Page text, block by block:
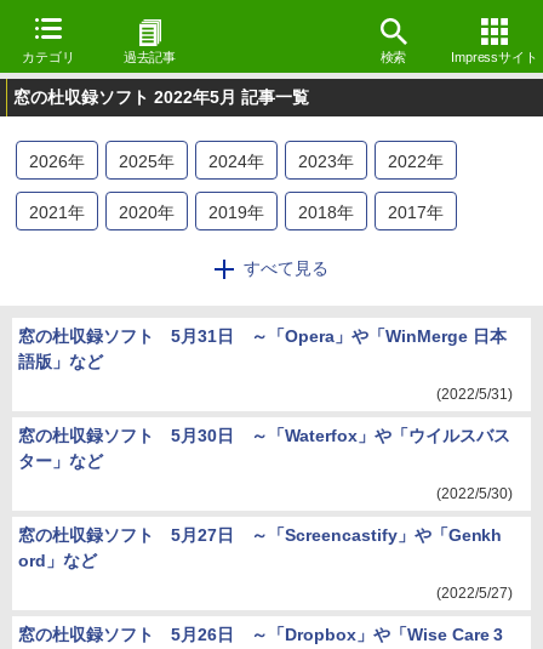
カテゴリ 過去記事 検索 Impressサイト
窓の杜収録ソフト 2022年5月 記事一覧
2026年 2025年 2024年 2023年 2022年
2021年 2020年 2019年 2018年 2017年
2014年 2013
すべて見る
窓の杜収録ソフト 5月31日 ～「Opera」や「WinMerge 日本
語版」など
(2022/5/31)
窓の杜収録ソフト 5月30日 ～「Waterfox」や「ウイルスバス
ター」など
(2022/5/30)
窓の杜収録ソフト 5月27日 ～「Screencastify」や「Genkh
ord」など
(2022/5/27)
窓の杜収録ソフト 5月26日 ～「Dropbox」や「Wise Care 3